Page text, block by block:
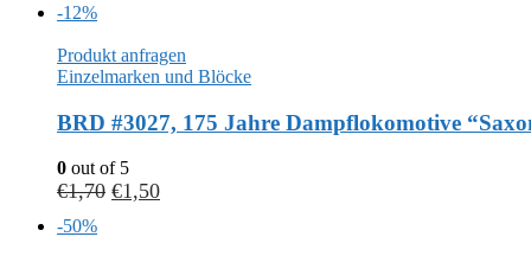
-12%
Produkt anfragen
Einzelmarken und Blöcke
BRD #3027, 175 Jahre Dampflokomotive
0 out of 5
€1,70 €1,50
-50%